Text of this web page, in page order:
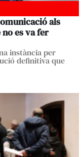
als
es va fer
instància per
definitiva que